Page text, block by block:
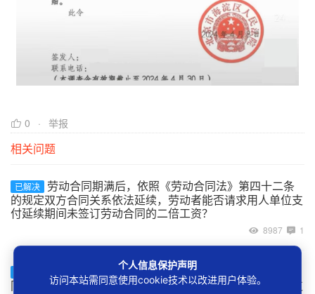
0 举报
相关问题
已解决
劳动合同期满后，依照《劳动合同法》第四十二条
的规定双方合同关系依法延续，劳动者能否请求用人单位支
付延续期间未签订劳动合同的二倍工资？
8987 1
用人单位超过一个月未与劳动者订立书面劳动合
同，但在一年内又补订了劳动合同的，是否应该向劳动者支
个人信息保护声明
访问本站需同意使用cookie技术以改进用户体验。